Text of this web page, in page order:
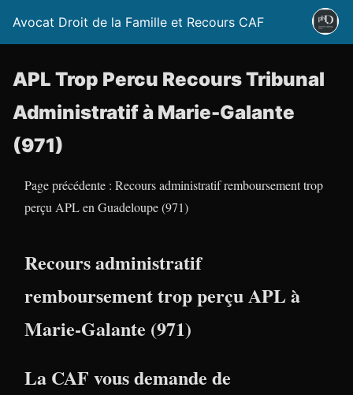
Avocat Droit de la Famille et Recours CAF
APL Trop Percu Recours Tribunal
Administratif à Marie-Galante
(971)
Page précédente : Recours administratif remboursement trop
perçu APL en Guadeloupe (971)
Recours administratif
remboursement trop perçu APL à
Marie-Galante (971)
La CAF vous demande de